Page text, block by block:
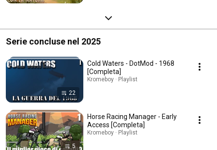
Serie concluse nel 2025
22
Cold Waters - DotMod - 1968
[Completa]
Kromeboy · Playlist
5
Horse Racing Manager - Early
Access [Completa]
Kromeboy · Playlist